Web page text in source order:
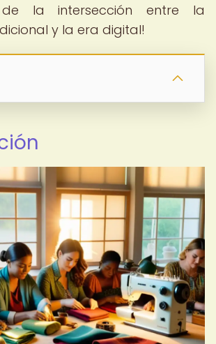
de la intersección entre la
y la era digital!